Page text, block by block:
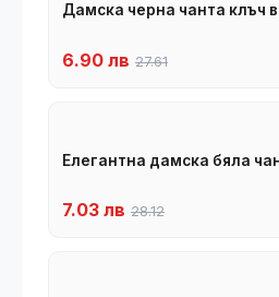
Дамска черна чанта клъч
6.90 лв 27.61
Елегантна дамска бяла
7.03 лв 28.12